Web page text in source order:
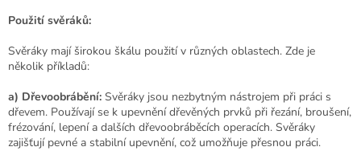
Použití svěráků:
Svěráky mají širokou škálu použití v různých oblastech. Zde je
několik příkladů:
a) Dřevoobrábění: Svěráky jsou nezbytným nástrojem při práci s
dřevem. Používají se k upevnění dřevěných prvků při řezání, broušení,
frézování, lepení a dalších dřevoobráběcích operacích. Svěráky
zajišťují pevné a stabilní upevnění, což umožňuje přesnou práci.